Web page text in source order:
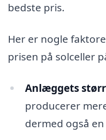
bedste pris.
Her er nogle
prisen på solceller
Anlæggets
producerer
dermed også